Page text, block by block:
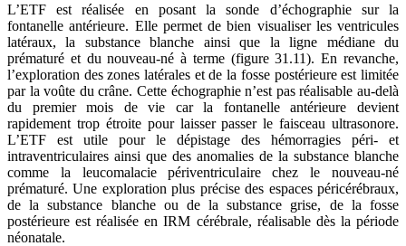
L’ETF est réalisée en posant la sonde d’échographie sur la
fontanelle antérieure. Elle permet de bien visualiser les ventricules
latéraux, la substance blanche ainsi que la ligne médiane du
prématuré et du nouveau-né à terme (figure 31.11). En revanche,
l’exploration des zones latérales et de la fosse postérieure est limitée
par la voûte du crâne. Cette échographie n’est pas réalisable au-delà
du premier mois de vie car la fontanelle antérieure devient
rapidement trop étroite pour laisser passer le faisceau ultrasonore.
L’ETF est utile pour le dépistage des hémorragies péri- et
intraventriculaires ainsi que des anomalies de la substance blanche
comme la leucomalacie périventriculaire chez le nouveau-né
prématuré. Une exploration plus précise des espaces péricérébraux,
de la substance blanche ou de la substance grise, de la fosse
postérieure est réalisée en IRM cérébrale, réalisable dès la période
néonatale.